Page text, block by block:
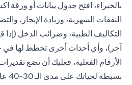
بالخبراء، افتح جدول بيانات أو
التكاليف الطبية، وضرائب الدخل (إذا
آخر)، وأي أحداث أخرى تخطط لها في
الأرقام الفعلية، فعليك أن تضع